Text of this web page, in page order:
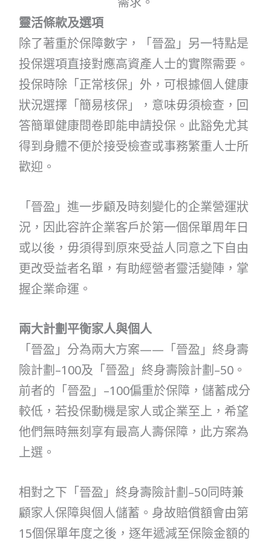
靈活條款及選項
除了著重於保障數字，「晉盈」另一特點是
投保選項直接對應高資產人士的實際需要。
投保時除「正常核保」外，可根據個人健康
狀況選擇「簡易核保」，意味毋須檢查，回
答簡單健康問卷即能申請投保。此豁免尤其
得到身體不便於接受檢查或事務繁重人士所
歡迎。
「晉盈」進一步顧及時刻變化的企業營運狀
況，因此容許企業客戶於第一個保單周年日
或以後，毋須得到原來受益人同意之下自由
更改受益者名單，有助經營者靈活變陣，掌
握企業命運。
兩大計劃平衡家人與個人
「晉盈」分為兩大方案——「晉盈」終身壽
險計劃–100及「晉盈」終身壽險計劃–50。
前者的「晉盈」–100偏重於保障，儲蓄成分
較低，若投保動機是家人或企業至上，希望
他們無時無刻享有最高人壽保障，此方案為
上選。
相對之下「晉盈」終身壽險計劃–50同時兼
顧家人保障與個人儲蓄。身故賠償額會由第
15個保單年度之後，逐年遞減至保險金額的